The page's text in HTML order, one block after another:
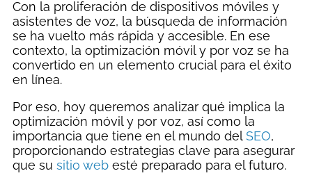
Con la proliferación de dispositivos móviles y
asistentes de voz, la búsqueda de información
se ha vuelto más rápida y accesible. En ese
contexto, la optimización móvil y por voz se ha
convertido en un elemento crucial para el éxito
en línea.
Por eso, hoy queremos analizar qué implica la
optimización móvil y por voz, así como la
importancia que tiene en el mundo delSEO,
proporcionando estrategias clave para asegurar
que su sitio web esté preparado para el futuro.